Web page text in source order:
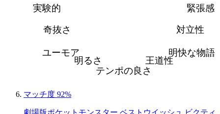
緊張感
対立性
明快な物語
王道性
テンポの良さ
明るさ
ユーモア
奇抜さ
実験的
マッチ度 92%
劇場版ポケットモンスター ベストウイッシュ ビクティ